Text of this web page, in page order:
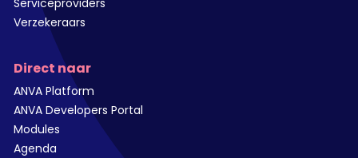
Serviceproviders
Verzekeraars
Direct naar
ANVA Platform
ANVA Developers Portal
Modules
Agenda